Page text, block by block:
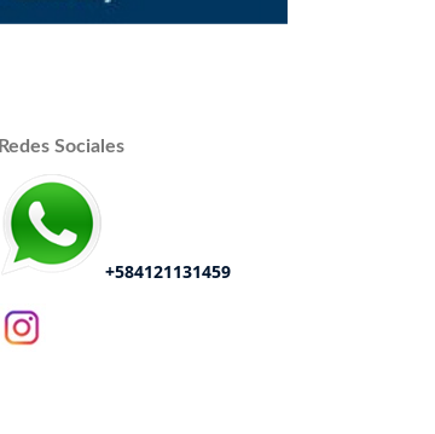
Redes Sociales
+584121131459